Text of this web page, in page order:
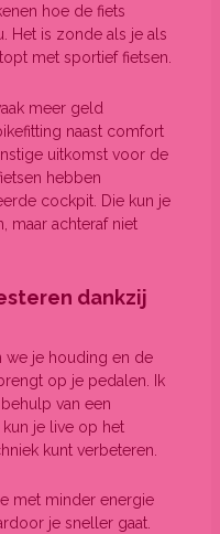
hoe de fiets
Het is zonde als je als
met sportief fietsen.
meer geld
naast comfort
uitkomst voor de
hebben
cockpit. Die kun je
maar achteraf niet
dankzij
we je houding en de
op je pedalen. Ik
van een
je live op het
kunt verbeteren.
met minder energie
je sneller gaat.